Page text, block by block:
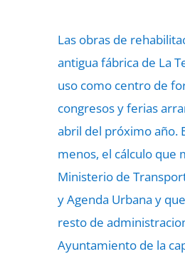
Las obras de
antigua fábrica de La
uso como centro de
congresos y ferias
abril del próximo año.
menos, el cálculo que
Ministerio de
y Agenda Urbana y
resto de
Ayuntamiento de la